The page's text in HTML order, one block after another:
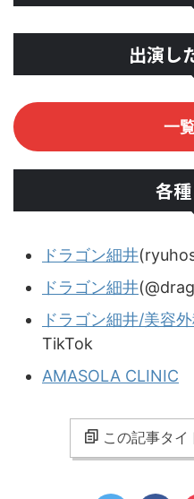
出演し
一
各
ドラゴン細井
ドラゴン細井
ドラゴン細井/美容
TikTok
AMASOLA CLINIC
この記事タイ